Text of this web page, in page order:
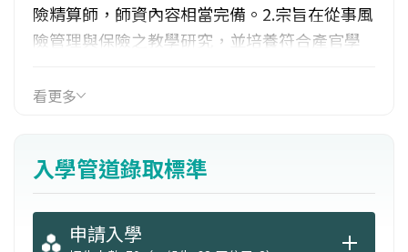
險精算師，師資內容相當完備。2.宗旨在從事風
險管理與保險之教學研究，並培養符合產官學
產保險等領域專任教師外，也結合金融、精
供企業實習機會等。
看更多
入學管道錄取標準
申請入學